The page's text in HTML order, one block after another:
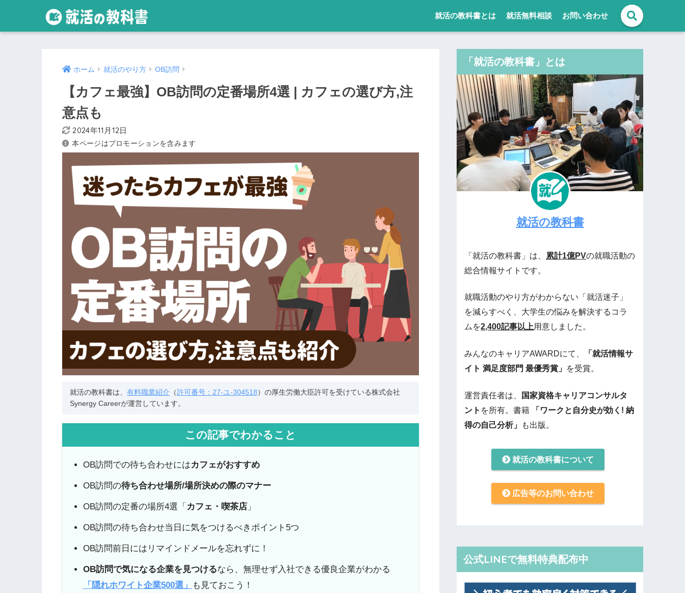
就活の教科書とは 就活無料相談 お問い合わせ
ホーム 就活のやり方 OB訪問
【カフェ最強】OB訪問の定番場所4選 | カフェの選び方,注
意点も
2024年11月12日
本ページはプロモーションを含みます
就活の教科書は、 有料職業紹介 （許可番号：27-ユ-304518 ）の厚生労働大臣許可を受けている株式会社
Synergy Careerが運営しています。
この記事でわかること
OB訪問での待ち合わせにはカフェがおすすめ
OB訪問の待ち合わせ場所/場所決めの際のマナー
OB訪問の定番の場所4選「 カフェ・喫茶店」
OB訪問の待ち合わせ当日に気をつけるべきポイント5つ
OB訪問前日にはリマインドメールを忘れずに！
OB訪問で気になる企業を見つけるなら、無理せず入社できる優良企業がわかる
「隠れホワイト企業500選」
も見ておこう！
「就活の教科書」とは
就活の教科書
「就活の教科書」は、 累計1億PVの就職活動の
総合情報サイトです。
就職活動のやり方がわからない「就活迷子」
を減らすべく、大学生の悩みを解決するコラ
ムを2,400記事以上用意しました。
みんなのキャリアAWARDにて、
「就活情報サ
イト 満足度部門 最優秀賞」 を受賞。
運営責任者は、
国家資格キャリアコンサルタ
ント を所有。書籍 「ワークと自分史が効く! 納
得の自己分析」
も出版。
就活の教科書について
広告等のお問い合わせ
公式LINEで無料特典配布中